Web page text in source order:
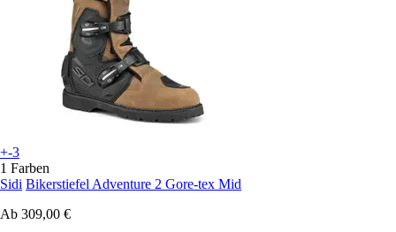
+-3
1 Farben
Sidi Bikerstiefel Adventure 2 Gore-tex Mid
Ab 309,00 €